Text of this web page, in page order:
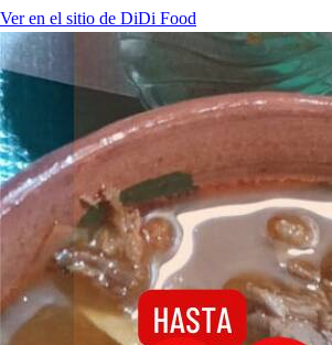
Ver en el sitio de DiDi Food